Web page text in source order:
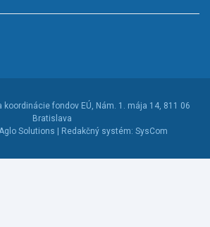
koordinácie fondov EÚ, Nám. 1. mája 14, 811 06
Bratislava
Solutions | Redakčný systém: SysCom